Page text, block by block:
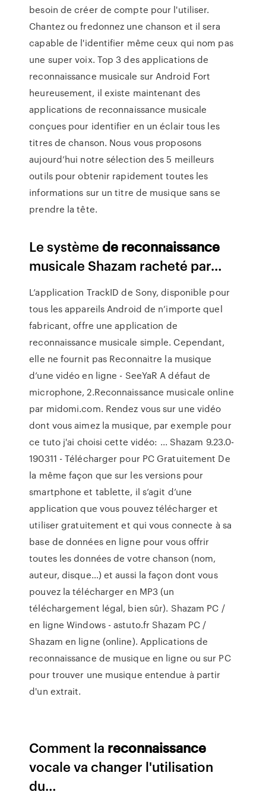
besoin de créer de compte pour l'utiliser.
Chantez ou fredonnez une chanson et il sera
capable de l'identifier même ceux qui nom pas
une super voix. Top 3 des applications de
reconnaissance musicale sur Android Fort
heureusement, il existe maintenant des
applications de reconnaissance musicale
conçues pour identifier en un éclair tous les
titres de chanson. Nous vous proposons
aujourd’hui notre sélection des 5 meilleurs
outils pour obtenir rapidement toutes les
informations sur un titre de musique sans se
prendre la tête.
Le systèmede reconnaissance
musicale Shazam racheté par…
L’application TrackID de Sony, disponible pour
tous les appareils Android de n’importe quel
fabricant, offre une application de
reconnaissance musicale simple. Cependant,
elle ne fournit pas Reconnaitre la musique
d’une vidéo en ligne - SeeYaR A défaut de
microphone, 2.Reconnaissance musicale online
par midomi.com. Rendez vous sur une vidéo
dont vous aimez la musique, par exemple pour
ce tuto j'ai choisi cette vidéo: ... Shazam 9.23.0-
190311 - Télécharger pour PC Gratuitement De
la même façon que sur les versions pour
smartphone et tablette, il s’agit d’une
application que vous pouvez télécharger et
utiliser gratuitement et qui vous connecte à sa
base de données en ligne pour vous offrir
toutes les données de votre chanson (nom,
auteur, disque…) et aussi la façon dont vous
pouvez la télécharger en MP3 (un
téléchargement légal, bien sûr). Shazam PC /
en ligne Windows - astuto.fr Shazam PC /
Shazam en ligne (online). Applications de
reconnaissance de musique en ligne ou sur PC
pour trouver une musique entendue à partir
d'un extrait.
Comment la reconnaissance
vocale va changer l'utilisation
du…